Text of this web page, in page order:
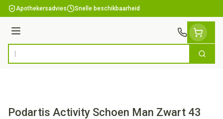
Ga naar de inhoud
Apothekersadvies Snelle beschikbaarheid
Menu
Product, merk, categorie... Zoek
Podartis Activity Schoen Man Zwart 43